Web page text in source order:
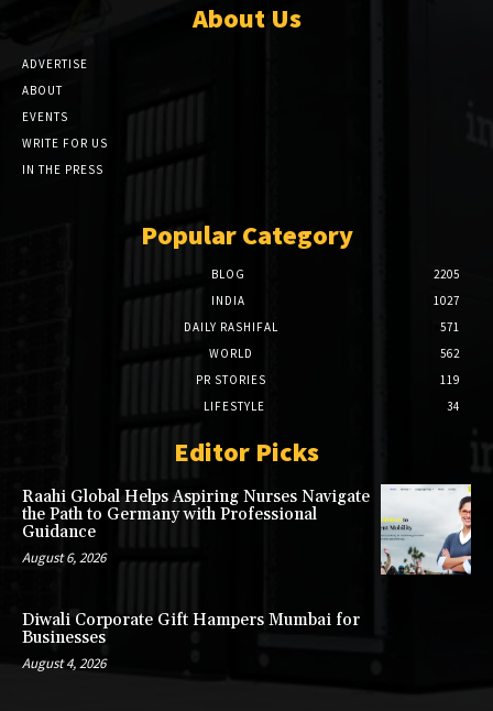
About Us
ADVERTISE
ABOUT
EVENTS
WRITE FOR US
IN THE PRESS
Popular Category
BLOG
2205
INDIA
1027
DAILY RASHIFAL
571
WORLD
562
PR STORIES
119
LIFESTYLE
34
Editor Picks
Raahi Global Helps Aspiring Nurses Navigate
the Path to Germany with Professional
Guidance
August 6, 2026
Diwali Corporate Gift Hampers Mumbai for
Businesses
August 4, 2026